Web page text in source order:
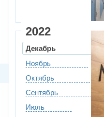
2022
Декабрь
Ноябрь
Октябрь
Сентябрь
Июль